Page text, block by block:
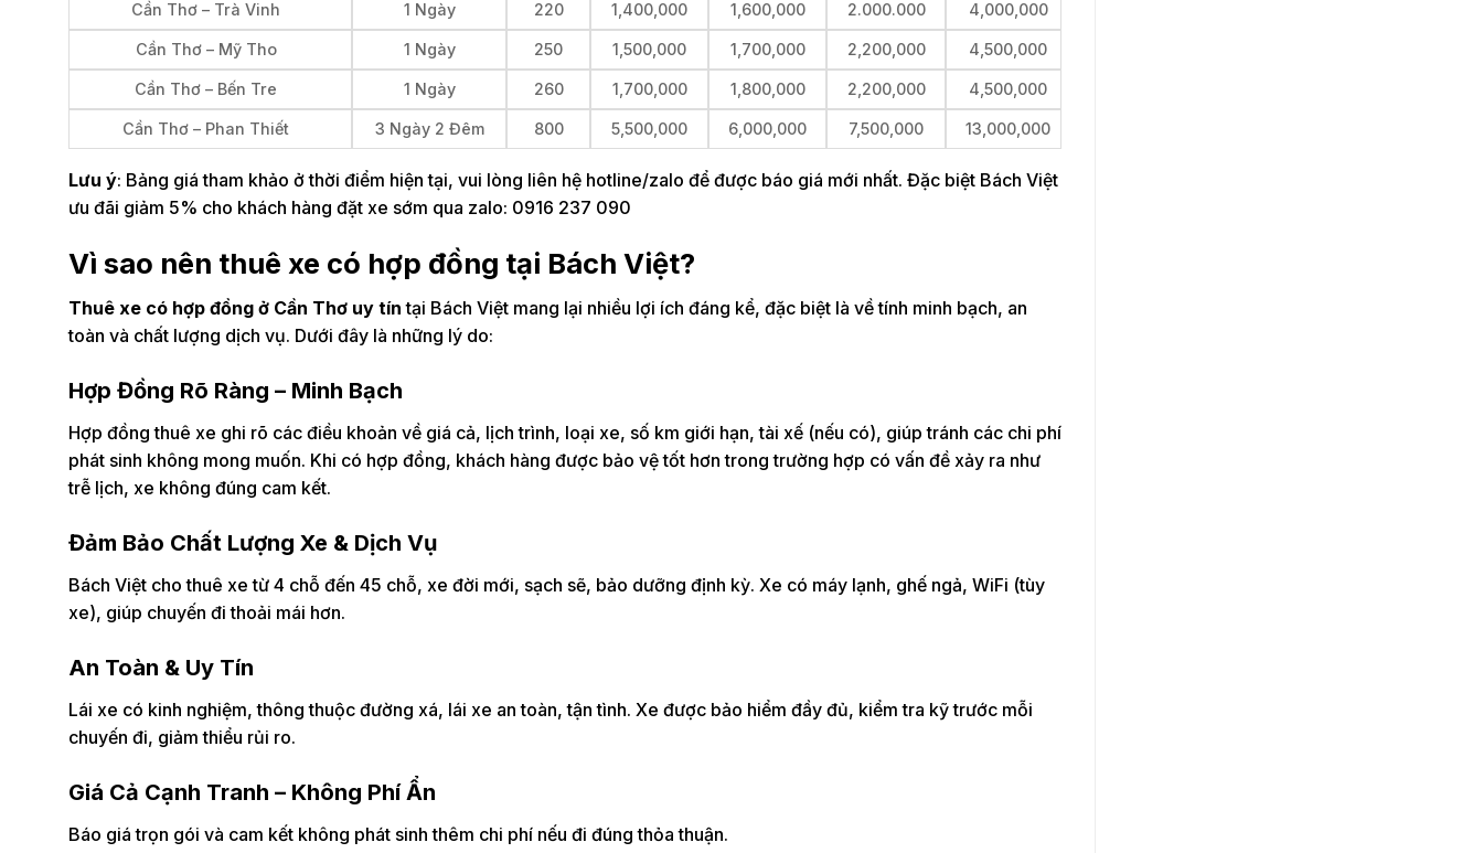
Cần Thơ – Trà Vinh 1 Ngày 220 1,400,000 1,600,000 2.000.000 4,000,000
Cần Thơ – Mỹ Tho 1 Ngày 250 1,500,000 1,700,000 2,200,000 4,500,000
Cần Thơ – Bến Tre 1 Ngày 260 1,700,000 1,800,000 2,200,000 4,500,000
Cần Thơ – Phan Thiết 3 Ngày 2 Đêm 800 5,500,000 6,000,000 7,500,000 13,000,000
Lưu ý: Bảng giá tham khảo ở thời điểm hiện tại, vui lòng liên hệ hotline/zalo để được báo giá mới nhất. Đặc biệt Bách Việt
ưu đãi giảm 5% cho khách hàng đặt xe sớm qua zalo: 0916 237 090
Vì sao nên thuê xe có hợp đồng tại Bách Việt?
Thuê xe có hợp đồng ở Cần Thơ uy tíntại Bách Việt mang lại nhiều lợi ích đáng kể, đặc biệt là về tính minh bạch, an
toàn và chất lượng dịch vụ. Dưới đây là những lý do:
Hợp Đồng Rõ Ràng – Minh Bạch
Hợp đồng thuê xe ghi rõ các điều khoản về giá cả, lịch trình, loại xe, số km giới hạn, tài xế (nếu có), giúp tránh các chi phí
phát sinh không mong muốn. Khi có hợp đồng, khách hàng được bảo vệ tốt hơn trong trường hợp có vấn đề xảy ra như
trễ lịch, xe không đúng cam kết.
Đảm Bảo Chất Lượng Xe & Dịch Vụ
Bách Việt cho thuê xe từ 4 chỗ đến 45 chỗ, xe đời mới, sạch sẽ, bảo dưỡng định kỳ. Xe có máy lạnh, ghế ngả, WiFi (tùy
xe), giúp chuyến đi thoải mái hơn.
An Toàn & Uy Tín
Lái xe có kinh nghiệm, thông thuộc đường xá, lái xe an toàn, tận tình. Xe được bảo hiểm đầy đủ, kiểm tra kỹ trước mỗi
chuyến đi, giảm thiểu rủi ro.
Giá Cả Cạnh Tranh – Không Phí Ẩn
Báo giá trọn gói và cam kết không phát sinh thêm chi phí nếu đi đúng thỏa thuận.